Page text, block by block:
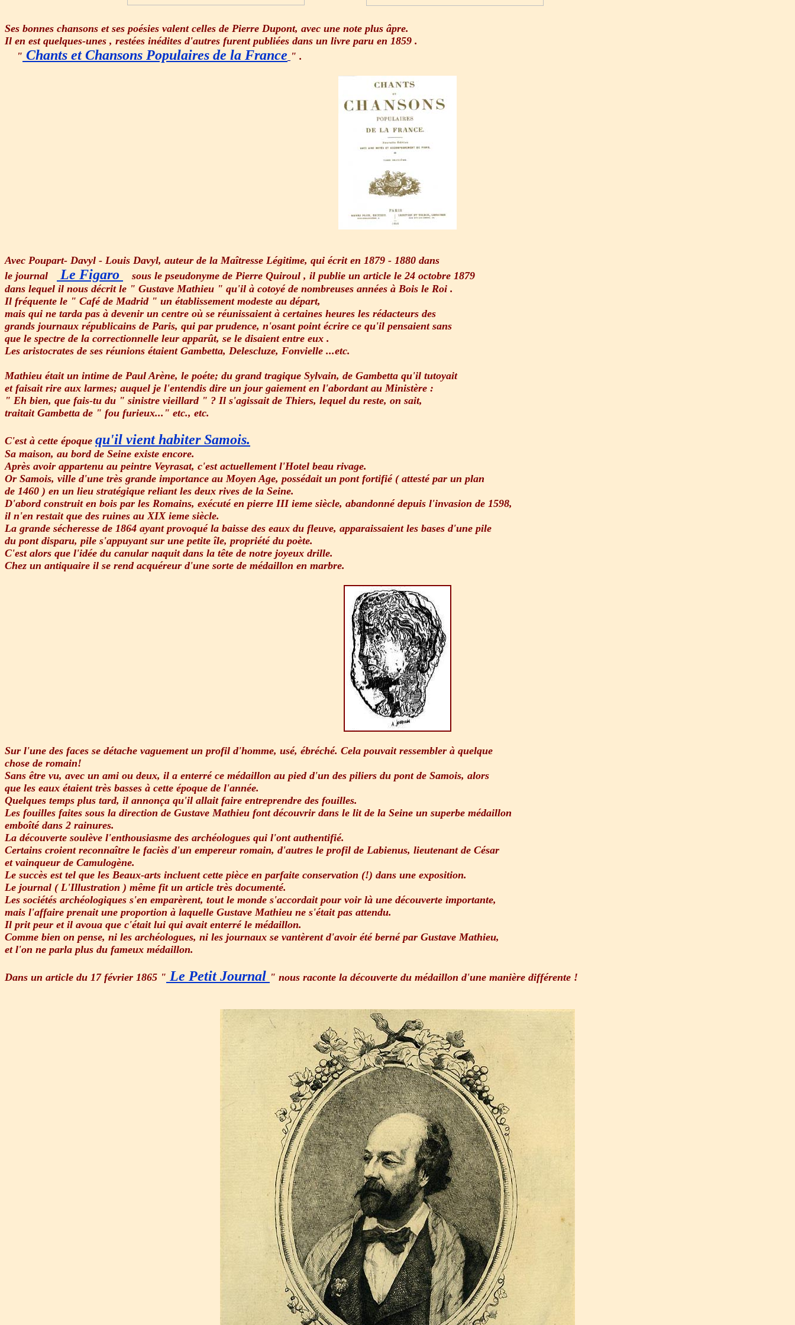
Ses bonnes chansons et ses poésies valent celles de Pierre Dupont, avec une note plus âpre.
Il en est quelques-unes , restées inédites d'autres furent publiées dans un livre paru en 1859 .
" Chants et Chansons Populaires de la France " .
Avec Poupart- Davyl - Louis Davyl, auteur de la Maîtresse Légitime, qui écrit en 1879 - 1880 dans
le journal
Le Figaro
sous le pseudonyme de Pierre Quiroul , il publie un article le 24 octobre 1879
dans lequel il nous décrit le " Gustave Mathieu " qu'il à cotoyé de nombreuses années à Bois le Roi .
Il fréquente le " Café de Madrid " un établissement modeste au départ,
mais qui ne tarda pas à devenir un centre où se réunissaient à certaines heures les rédacteurs des
grands journaux républicains de Paris, qui par prudence, n'osant point écrire ce qu'il pensaient sans
que le spectre de la correctionnelle leur apparût, se le disaient entre eux .
Les aristocrates de ses réunions étaient Gambetta, Delescluze, Fonvielle ...etc.
Mathieu était un intime de Paul Arène, le poéte; du grand tragique Sylvain, de Gambetta qu'il tutoyait
et faisait rire aux larmes; auquel je l'entendis dire un jour gaiement en l'abordant au Ministère :
" Eh bien, que fais-tu du " sinistre vieillard " ? Il s'agissait de Thiers, lequel du reste, on sait,
traitait Gambetta de " fou furieux..." etc., etc.
C'est à cette époque qu'il vient habiter Samois.
Sa maison, au bord de Seine existe encore.
Après avoir appartenu au peintre Veyrasat, c'est actuellement l'Hotel beau rivage.
Or Samois, ville d'une très grande importance au Moyen Age, possédait un pont fortifié ( attesté par un plan
de 1460 ) en un lieu stratégique reliant les deux rives de la Seine.
D'abord construit en bois par les Romains, exécuté en pierre III ieme siècle, abandonné depuis l'invasion de 1598,
il n'en restait que des ruines au XIX ieme siècle.
La grande sécheresse de 1864 ayant provoqué la baisse des eaux du fleuve, apparaissaient les bases d'une pile
du pont disparu, pile s'appuyant sur une petite île, propriété du poète.
C'est alors que l'idée du canular naquit dans la tête de notre joyeux drille.
Chez un antiquaire il se rend acquéreur d'une sorte de médaillon en marbre.
Sur l'une des faces se détache vaguement un profil d'homme, usé, ébréché. Cela pouvait ressembler à quelque
chose de romain!
Sans être vu, avec un ami ou deux, il a enterré ce médaillon au pied d'un des piliers du pont de Samois, alors
que les eaux étaient très basses à cette époque de l'année.
Quelques temps plus tard, il annonça qu'il allait faire entreprendre des fouilles.
Les fouilles faites sous la direction de Gustave Mathieu font découvrir dans le lit de la Seine un superbe médaillon
emboîté dans 2 rainures.
La découverte soulève l'enthousiasme des archéologues qui l'ont authentifié.
Certains croient reconnaître le faciès d'un empereur romain, d'autres le profil de Labienus, lieutenant de César
et vainqueur de Camulogène.
Le succès est tel que les Beaux-arts incluent cette pièce en parfaite conservation (!) dans une exposition.
Le journal ( L'Illustration ) même fit un article très documenté.
Les sociétés archéologiques s'en emparèrent, tout le monde s'accordait pour voir là une découverte importante,
mais l'affaire prenait une proportion à laquelle Gustave Mathieu ne s'était pas attendu.
Il prit peur et il avoua que c'était lui qui avait enterré le médaillon.
Comme bien on pense, ni les archéologues, ni les journaux se vantèrent d'avoir été berné par Gustave Mathieu,
et l'on ne parla plus du fameux médaillon.
Dans un article du 17 février 1865 " Le Petit Journal " nous raconte la découverte du médaillon d'une manière différente !